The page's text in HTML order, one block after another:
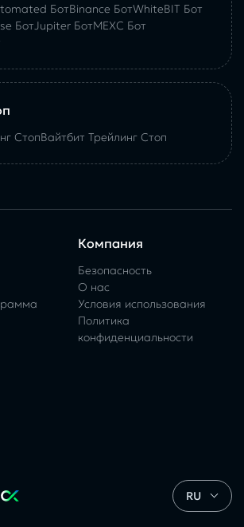
БотBinance БотWhiteBIT Бот
БотJupiter БотMEXC Бот
СтопВайтбит Трейлинг Стоп
RU
Компания
Безопасность
О нас
Условия использования
Политика
конфиденциальности